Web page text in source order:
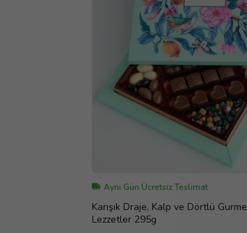
Aynı Gün Ücretsiz Teslimat
Karışık Draje, Kalp ve Dörtlü Gurme
Lezzetler 295g